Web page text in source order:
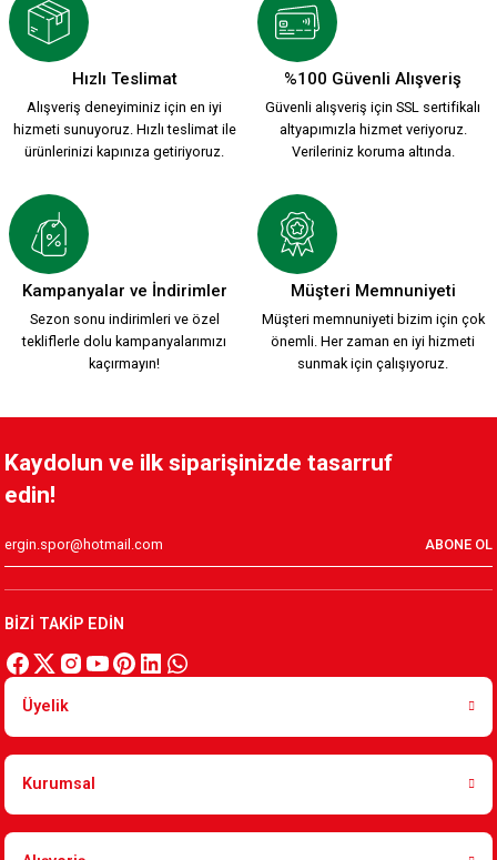
199,90 TL 99,90 TL
KSK MAGNET MODEL 5
99,90 TL
KSK MAGNET MODEL 4
99,90 TL
KSK MAGNET MODEL 1 KSK MAGNET MODEL 2
KSK MAGNET MODEL 3 YEŞİL KIRMIZI MAGNET
Tükendi
199,90 TL
199,90 TL
Hızlı Teslimat
Alışveriş deneyiminiz için en iyi
hizmeti sunuyoruz. Hızlı teslimat ile
ürünlerinizi kapınıza getiriyoruz.
%100 Güvenli Alışveriş
Güvenli alışveriş için SSL sertifikalı
altyapımızla hizmet veriyoruz.
Verileriniz koruma altında.
Kampanyalar ve İndirimler
Sezon sonu indirimleri ve özel
tekliflerle dolu kampanyalarımızı
kaçırmayın!
Müşteri Memnuniyeti
Müşteri memnuniyeti bizim için çok
önemli. Her zaman en iyi hizmeti
sunmak için çalışıyoruz.
Kaydolun ve ilk siparişinizde tasarruf
edin!
ABONE OL
BİZİ TAKİP EDİN
Üyelik
Kurumsal